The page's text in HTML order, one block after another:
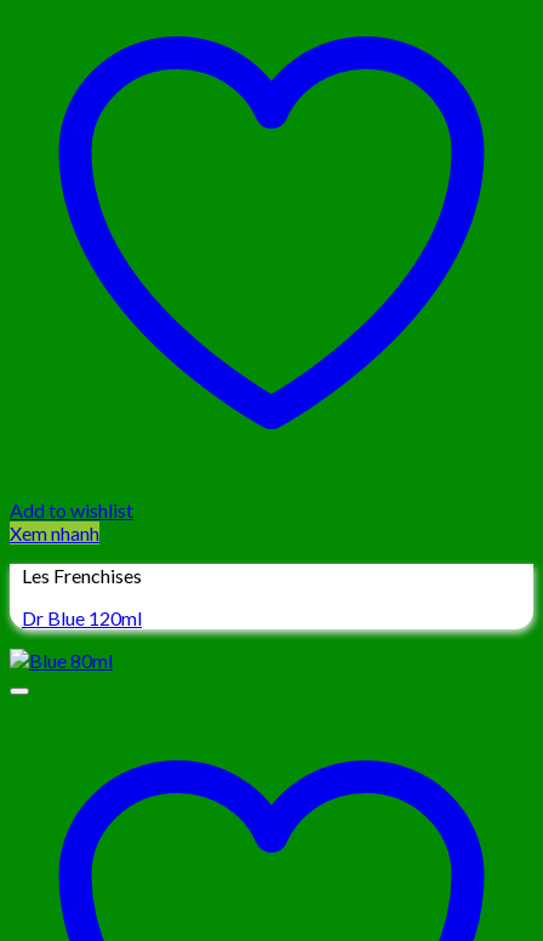
Add to wishlist
Xem nhanh
Les Frenchises
Dr Blue 120ml